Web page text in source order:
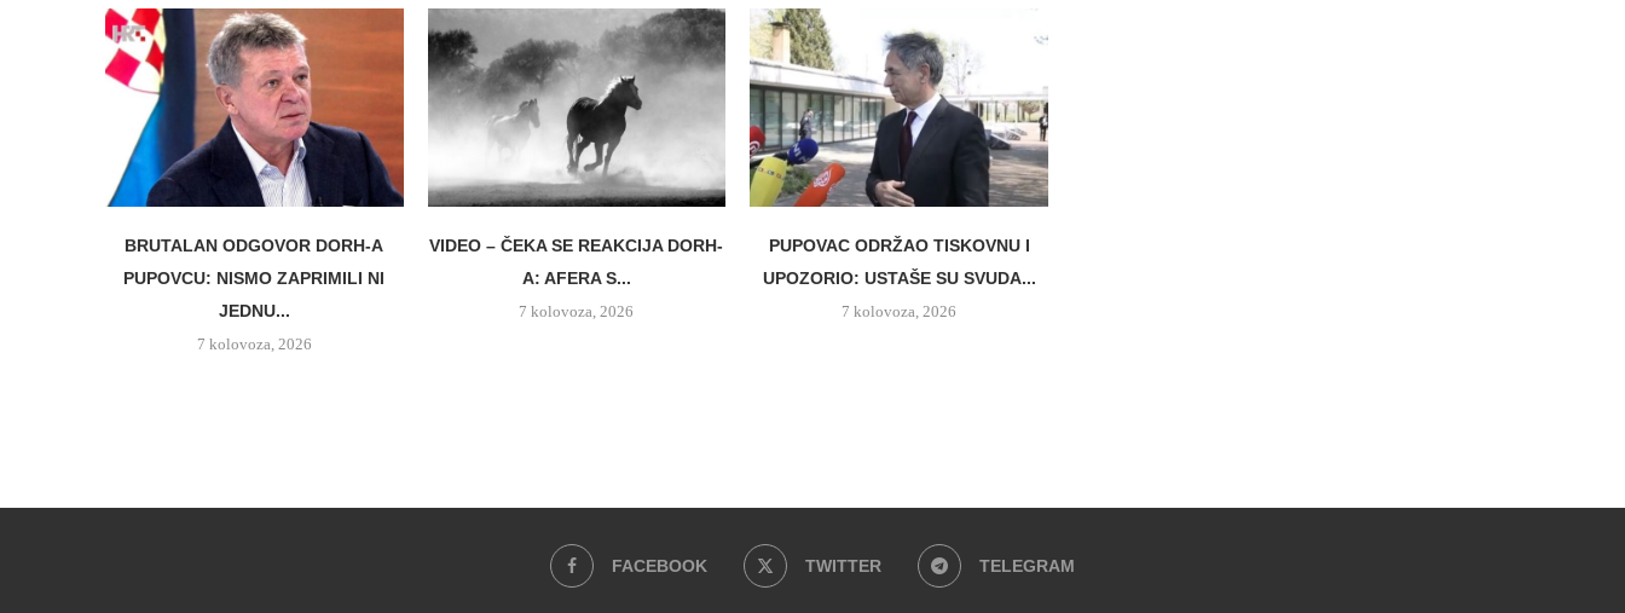
BRUTALAN ODGOVOR DORH-A
PUPOVCU: NISMO ZAPRIMILI NI
JEDNU...
7 kolovoza, 2026
VIDEO – ČEKA SE REAKCIJA DORH-
A: AFERA S...
7 kolovoza, 2026
PUPOVAC ODRŽAO TISKOVNU I
UPOZORIO: USTAŠE SU SVUDA...
7 kolovoza, 2026
FACEBOOK TWITTER TELEGRAM